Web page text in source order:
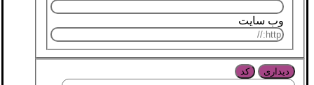
وب سایت
دیداری کد